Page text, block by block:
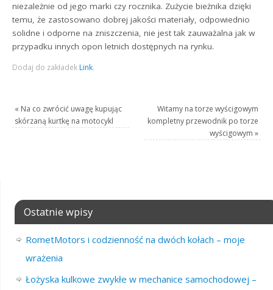
niezależnie od jego marki czy rocznika. Zużycie bieżnika dzięki
temu, że zastosowano dobrej jakości materiały, odpowiednio
solidne i odporne na zniszczenia, nie jest tak zauważalna jak w
przypadku innych opon letnich dostępnych na rynku.
Dodaj do zakładek Link.
« Na co zwrócić uwagę kupując
skórzaną kurtkę na motocykl
Witamy na torze wyścigowym
kompletny przewodnik po torze
wyścigowym »
Ostatnie wpisy
RometMotors i codzienność na dwóch kołach – moje
wrażenia
Łożyska kulkowe zwykłe w mechanice samochodowej –